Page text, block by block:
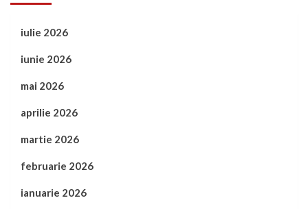
iulie 2026
iunie 2026
mai 2026
aprilie 2026
martie 2026
februarie 2026
ianuarie 2026